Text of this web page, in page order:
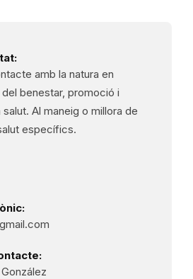
amb la natura en
benestar, promoció i
Al maneig o millora de
específics.